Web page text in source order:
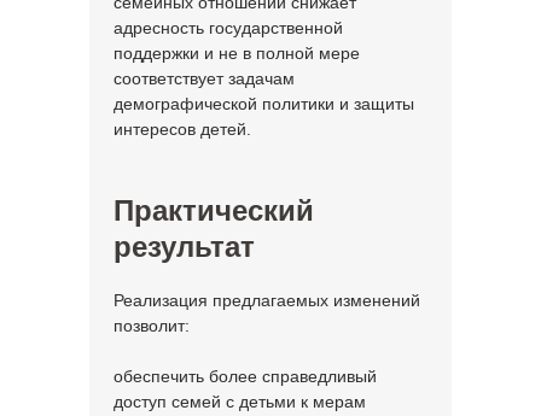
адресность государственной
поддержки и не в полной мере
соответствует задачам
демографической политики и защиты
интересов детей.
Практический
результат
Реализация предлагаемых изменений
позволит:
обеспечить более справедливый
доступ семей с детьми к мерам